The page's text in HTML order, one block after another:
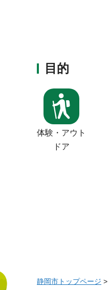
目的
体験・アウト
ドア
静岡市トップページ >